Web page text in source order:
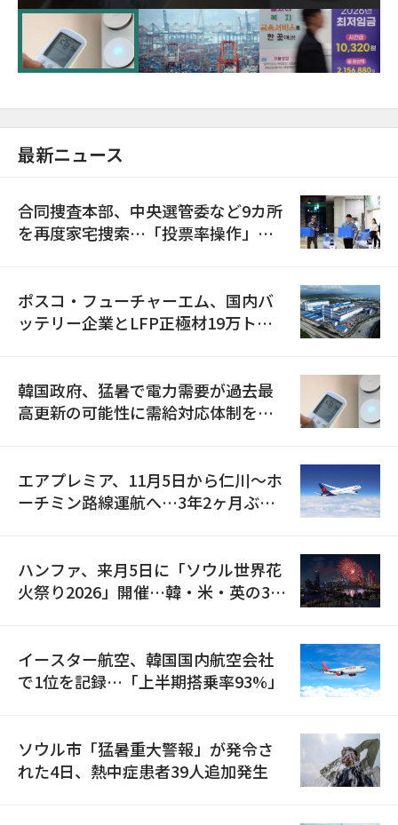
に需給対応体制を点検
最新ニュース
合同捜査本部、中央選管委など9カ所
を再度家宅捜索…「投票率操作」の
ポスコ・フューチャーエム、国内バ
ッテリー企業とLFP正極材19万トン
韓国政府、猛暑で電力需要が過去最
高更新の可能性に需給対応体制を点
エアプレミア、11月5日から仁川〜ホ
ーチミン路線運航へ…3年2ヶ月ぶり
ハンファ、来月5日に「ソウル世界花
火祭り2026」開催…韓・米・英の3カ
イースター航空、韓国国内航空会社
で1位を記録…「上半期搭乗率93%」
ソウル市「猛暑重大警報」が発令さ
れた4日、熱中症患者39人追加発生